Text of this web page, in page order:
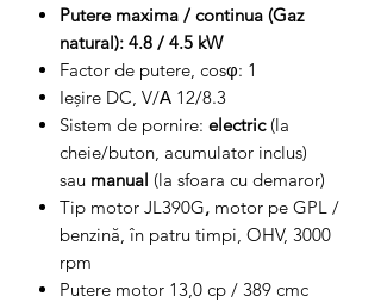
Putere maxima / continua (Gaz
natural): 4.8 / 4.5 kW
Factor de putere, cosφ: 1
Ieşire DC, V/А 12/8.3
Sistem de pornire: electric(la
cheie/buton, acumulator inclus)
sau manual (la sfoara cu demaror)
Tip motor JL390G, motor pe GPL /
benzină, în patru timpi, OHV, 3000
rpm
Putere motor 13,0 cp / 389 cmc